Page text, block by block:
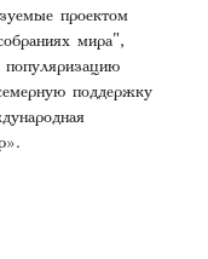
проектом
мира",
популяризацию
поддержку